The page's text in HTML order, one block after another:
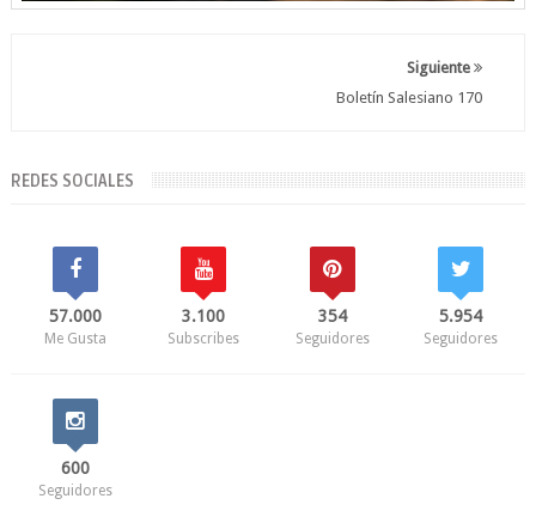
Siguiente
Boletín Salesiano 170
REDES SOCIALES
57.000
Me Gusta
3.100
Subscribes
354
Seguidores
5.954
Seguidores
600
Seguidores